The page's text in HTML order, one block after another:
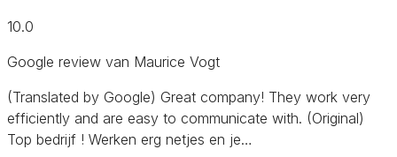
10.0
Google review van Maurice Vogt
(Translated by Google) Great company! They work very
efficiently and are easy to communicate with. (Original)
Top bedrijf ! Werken erg netjes en je…